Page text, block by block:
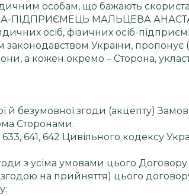
особам, що бажають
ПІДПРИЄМЕЦЬ МАЛЬЦЕВА
осіб, фізичних осіб-
України, пропонує
а кожен окремо – Сторона,
й безумовної згоди (акцепту)
Сторонами.
641, 642 Цивільного кодексу
з усіма умовами цього
на прийняття) цього